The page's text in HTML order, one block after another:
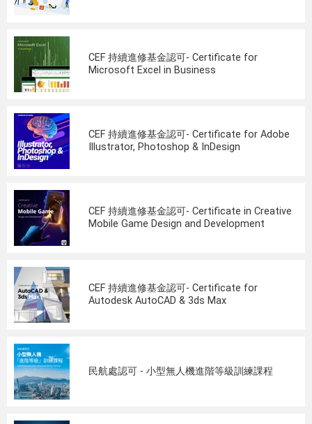
CEF 持續進修基金認可- Certificate for
Microsoft Excel in Business
CEF 持續進修基金認可- Certificate for Adobe
Illustrator, Photoshop & InDesign
CEF 持續進修基金認可- Certificate in Creative
Mobile Game Design and Development
CEF 持續進修基金認可- Certificate for
Autodesk AutoCAD & 3ds Max
民航處認可 - 小型無人機進階等級訓練課程